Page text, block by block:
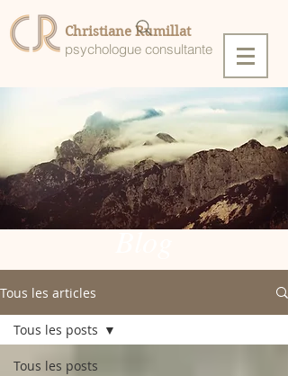
Christiane Rumillat
psychologue consultante
Blog
Tous les articles
Tous les posts
Tous les posts